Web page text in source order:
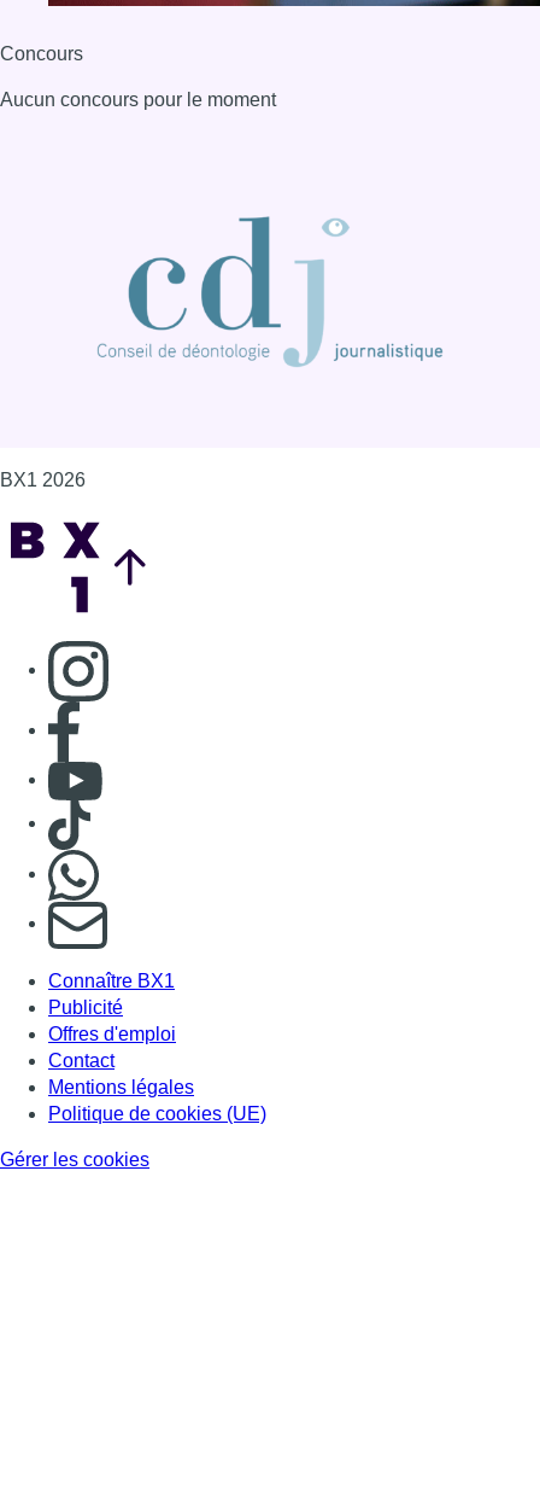
Concours
Aucun concours pour le moment
BX1 2026
Consulter page Instagram
Consulter page Facebook
Consulter Youtube
Consulter TikTok
S'abonner à notre newsletter
Connaître BX1
Publicité
Offres d'emploi
Contact
Mentions légales
Politique de cookies (UE)
Gérer les cookies